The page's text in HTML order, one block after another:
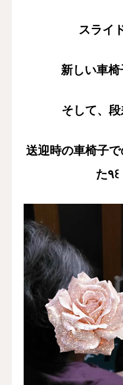
スライ
新しい車
そして、 段
送迎時の車椅子
た٩꒰